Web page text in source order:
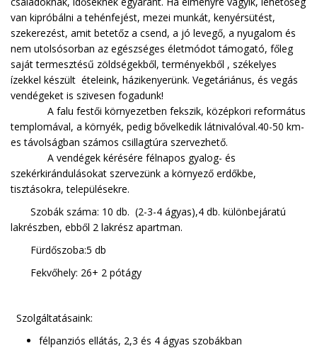
van kipróbálni a tehénfejést, mezei munkát, kenyérsütést,
szekerezést, amit betetőz a csend, a jó levegő, a nyugalom és
nem utolsósorban az egészséges életmódot támogató, főleg
saját termesztésű zöldségekből, terményekből , székelyes
ízekkel készült ételeink, házikenyerünk. Vegetáriánus, és vegás
vendégeket is szivesen fogadunk!
A falu festői környezetben fekszik, középkori református
templomával, a környék, pedig bővelkedik látnivalóval.40-50 km-
es távolságban számos csillagtúra szervezhető.
A vendégek kérésére félnapos gyalog- és
szekérkirándulásokat szervezünk a környező erdőkbe,
tisztásokra, településekre.
Szobák száma: 10 db. (2-3-4 ágyas),4 db. különbejáratú
lakrészben, ebből 2 lakrész apartman.
Fürdőszoba:5 db
Fekvőhely: 26+ 2 pótágy
Szolgáltatásaink:
félpanziós ellátás, 2,3 és 4 ágyas szobákban